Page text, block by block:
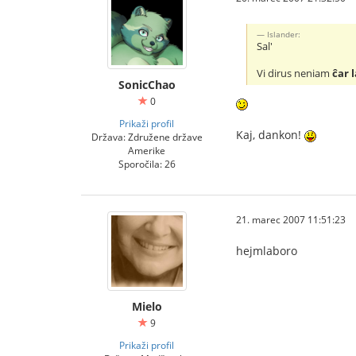
SonicChao
0
Prikaži profil
Država: Združene države
Amerike
Sporočila: 26
Islander:
Sal'
Vi dirus neniamĉar
Kaj, dankon!
Mielo
9
Prikaži profil
21. marec 2007 11:51:23
hejmlaboro